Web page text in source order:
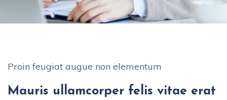
Proin feugiat augue non elementum
Mauris ullamcorper felis vitae erat